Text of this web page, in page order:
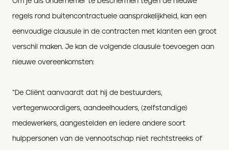
regels rond buitencontractuele aansprakelijkheid, kan een
eenvoudige clausule in de contracten met klanten een groot
verschil maken. Je kan de volgende clausule toevoegen aan
nieuwe overeenkomsten:
“De Cliënt aanvaardt dat hij de bestuurders,
vertegenwoordigers, aandeelhouders, (zelfstandige)
medewerkers, aangestelden en iedere andere soort
hulppersonen van de vennootschap niet rechtstreeks of